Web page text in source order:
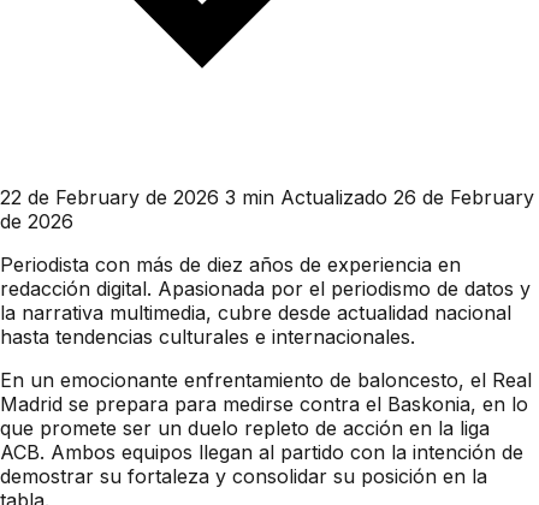
22 de February de 2026 3 min Actualizado 26 de February
de 2026
Periodista con más de diez años de experiencia en
redacción digital. Apasionada por el periodismo de datos y
la narrativa multimedia, cubre desde actualidad nacional
hasta tendencias culturales e internacionales.
En un emocionante enfrentamiento de baloncesto, el Real
Madrid se prepara para medirse contra el Baskonia, en lo
que promete ser un duelo repleto de acción en la liga
ACB. Ambos equipos llegan al partido con la intención de
demostrar su fortaleza y consolidar su posición en la
tabla.